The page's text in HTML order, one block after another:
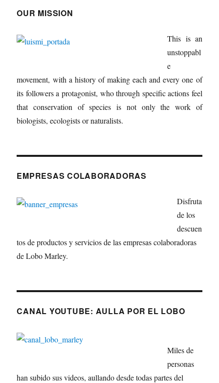
OUR MISSION
This is an
unstoppabl
e
movement, with a history of making each and every one of
its followers a protagonist, who through specific actions feel
that conservation of species is not only the work of
biologists, ecologists or naturalists.
EMPRESAS COLABORADORAS
Disfruta
de los
descuen
tos de productos y servicios de las empresas colaboradoras
de Lobo Marley.
CANAL YOUTUBE: AULLA POR EL LOBO
Miles de
personas
han subido sus videos, aullando desde todas partes del